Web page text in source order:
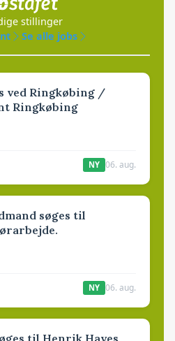
stillinger
Se alle jobs
ved Ringkøbing /
Ringkøbing
NY 06. aug.
søges til
NY 06. aug.